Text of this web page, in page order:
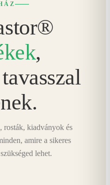
,
kiadványok és
amire a sikeres
lehet.